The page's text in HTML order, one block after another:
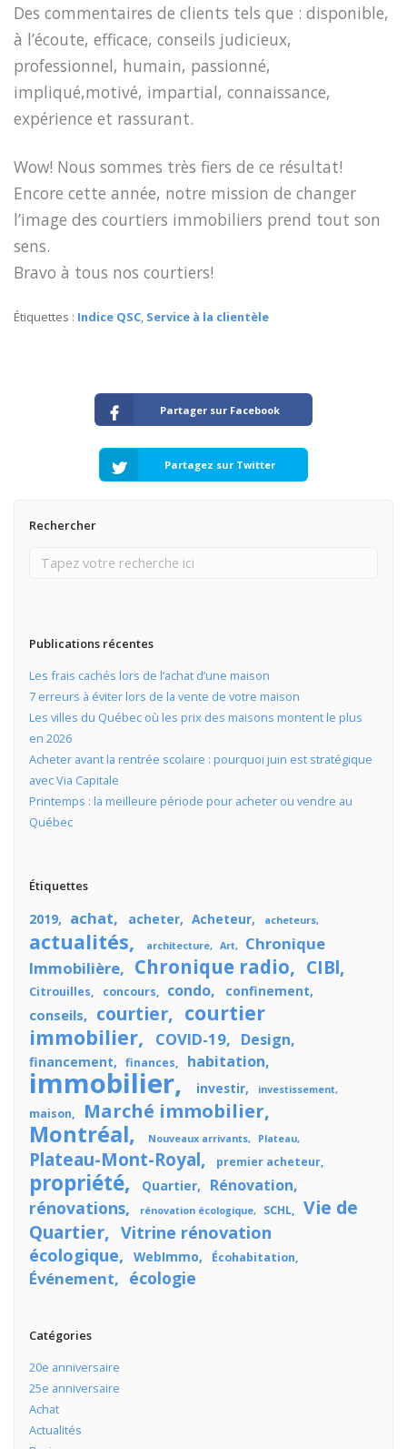
Des commentaires de clients tels que : disponible,
à l’écoute, efficace, conseils judicieux,
professionnel, humain, passionné,
impliqué,motivé, impartial, connaissance,
expérience et rassurant.
Wow! Nous sommes très fiers de ce résultat!
Encore cette année, notre mission de changer
l’image des courtiers immobiliers prend tout son
sens.
Bravo à tous nos courtiers!
Étiquettes : Indice QSC, Service à la clientèle
Partager sur Facebook
Partagez sur Twitter
Rechercher
Publications récentes
Les frais cachés lors de l’achat d’une maison
7 erreurs à éviter lors de la vente de votre maison
Les villes du Québec où les prix des maisons montent le plus
en 2026
Acheter avant la rentrée scolaire : pourquoi juin est stratégique
avec Via Capitale
Printemps : la meilleure période pour acheter ou vendre au
Québec
Étiquettes
2019 achat acheter Acheteur acheteurs
actualités architecture Art
Chronique
Immobilière
Chronique radio CIBl
Citrouilles concours condo confinement
conseils courtier
courtier
immobilier
COVID-19 Design
financement finances habitation
immobilier investir investissement
maison Marché immobilier
Montréal Nouveaux arrivants Plateau
Plateau-Mont-Royal premier acheteur
propriété Quartier Rénovation
rénovations rénovation écologique SCHL
Vie de
Quartier
Vitrine rénovation
écologique
WebImmo Écohabitation
Événement écologie
Catégories
20e anniversaire
25e anniversaire
Achat
Actualités